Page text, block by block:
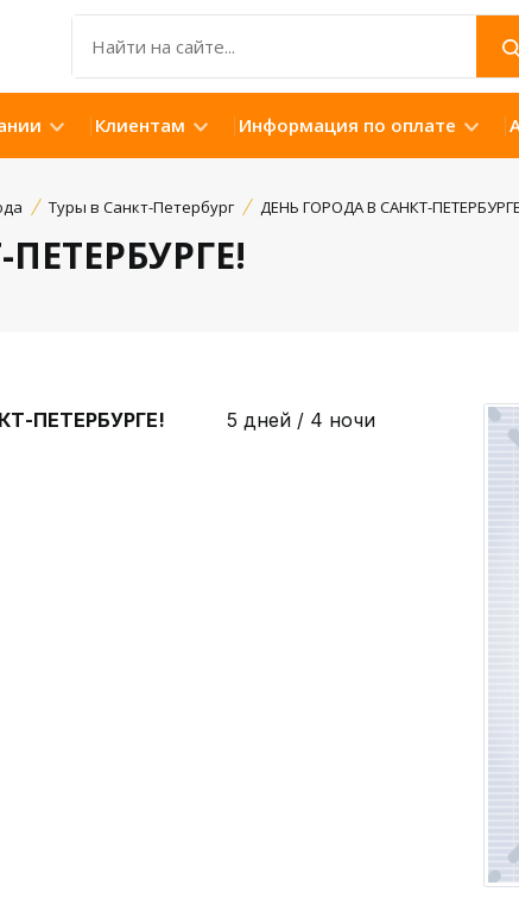
Клиентам Информация по оплате
Туры в Санкт-Петербург ДЕНЬ ГОРОДА В САНКТ-
5 дней / 4 ночи